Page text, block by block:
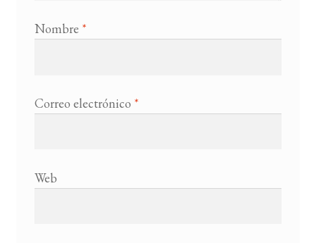
Nombre *
Correo electrónico *
Web